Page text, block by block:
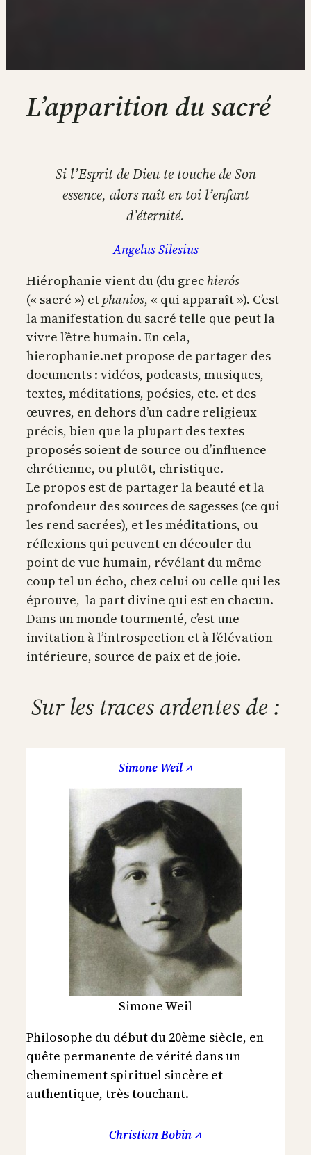
L’apparition du sacré
Si l’Esprit de Dieu te touche de Son
essence, alors naît en toi l’enfant
d’éternité.
Angelus Silesius
Hiérophanie vient du (du grec hierós
(« sacré ») et phanios, « qui apparaît »). C’est
la manifestation du sacré telle que peut la
vivre l’être humain. En cela,
hierophanie.net propose de partager des
documents : vidéos, podcasts, musiques,
textes, méditations, poésies, etc. et des
œuvres, en dehors d’un cadre religieux
précis, bien que la plupart des textes
proposés soient de source ou d’influence
chrétienne, ou plutôt, christique.
Le propos est de partager la beauté et la
profondeur des sources de sagesses (ce qui
les rend sacrées), et les méditations, ou
réflexions qui peuvent en découler du
point de vue humain, révélant du même
coup tel un écho, chez celui ou celle qui les
éprouve, la part divine qui est en chacun.
Dans un monde tourmenté, c’est une
invitation à l’introspection et à l’élévation
intérieure, source de paix et de joie.
Sur les traces ardentes de :
Simone Weil ↗
Simone Weil
Philosophe du début du 20ème siècle, en
quête permanente de vérité dans un
cheminement spirituel sincère et
authentique, très touchant.
Christian Bobin ↗